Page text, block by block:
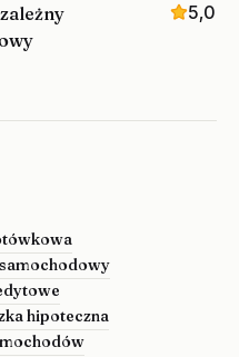
5,0
hipoteczna